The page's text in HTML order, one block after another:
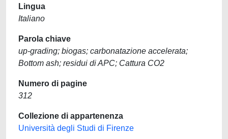
Lingua
Italiano
Parola chiave
up-grading; biogas; carbonatazione accelerata;
Bottom ash; residui di APC; Cattura CO2
Numero di pagine
312
Collezione di appartenenza
Università degli Studi di Firenze